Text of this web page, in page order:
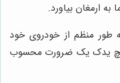
ارمغان بیاورد.
طور منظم از خودروی خود
یدک یک ضرورت محسوب